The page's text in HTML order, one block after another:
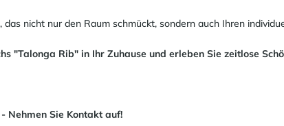
nicht nur den Raum schmückt, sondern auch Ihren
"Talonga Rib" in Ihr Zuhause und erleben Sie zeitlose
Nehmen Sie Kontakt auf!